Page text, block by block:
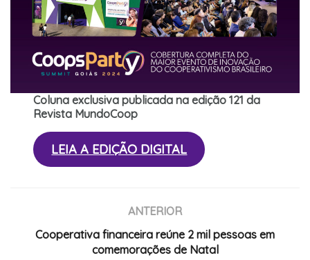
Coluna exclusiva publicada na edição 121 da
Revista MundoCoop
LEIA A EDIÇÃO DIGITAL
ANTERIOR
Cooperativa financeira reúne 2 mil pessoas em
comemorações de Natal